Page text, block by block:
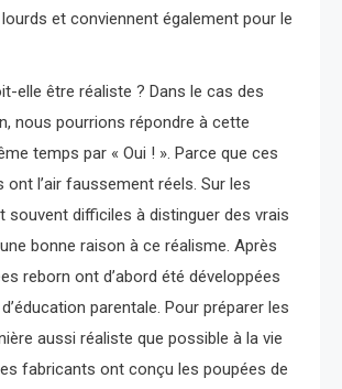
et conviennent également pour le
elle être réaliste ? Dans le cas des
nous pourrions répondre à cette
temps par « Oui ! ». Parce que ces
ont l’air faussement réels. Sur les
souvent difficiles à distinguer des vrais
bonne raison à ce réalisme. Après
reborn ont d’abord été développées
parentale. Pour préparer les
aussi réaliste que possible à la vie
fabricants ont conçu les poupées de